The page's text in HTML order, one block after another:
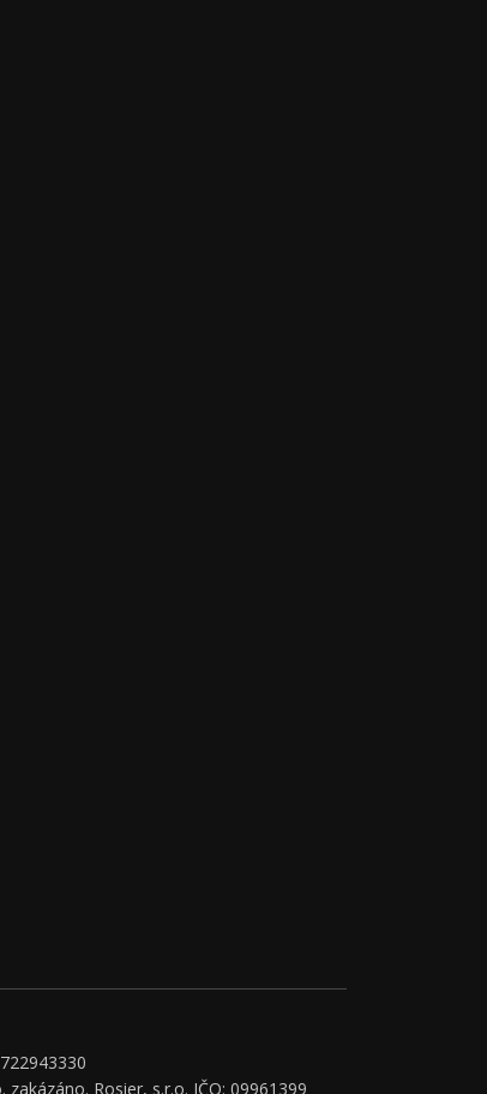
Rosier, s.r.o. IČO: 09961399